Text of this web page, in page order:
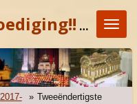
"KOM
» Tweeëndertigste